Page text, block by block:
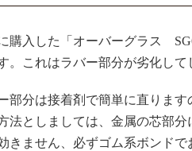
購入した「オーバーグラス
。これはラバー部分が劣化し
部分は接着剤で簡単に直ります
法としましては、金属の芯部
きません、必ずゴム系ボンドで